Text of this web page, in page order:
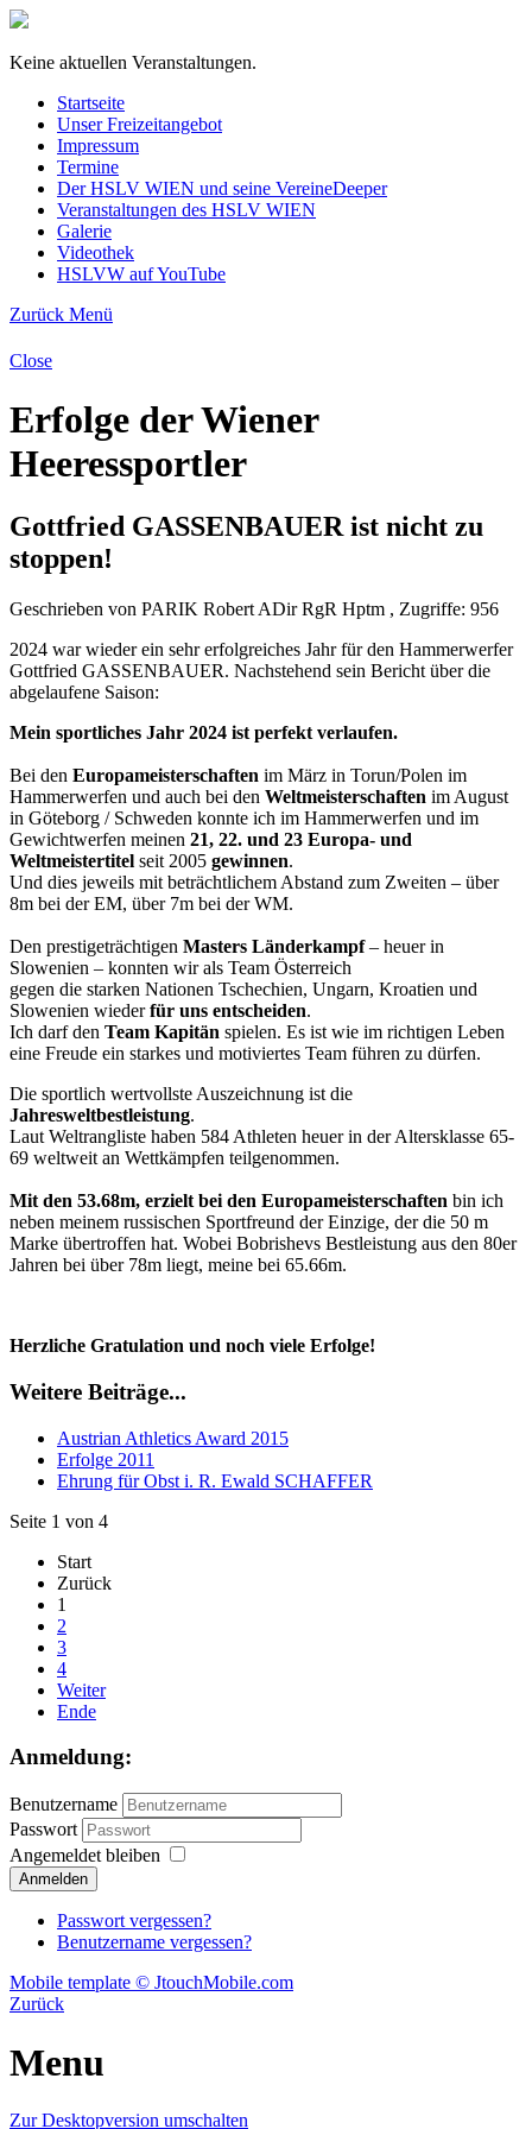
Keine aktuellen Veranstaltungen.
Startseite
Unser Freizeitangebot
Impressum
Termine
Der HSLV WIEN und seine VereineDeeper
Veranstaltungen des HSLV WIEN
Galerie
Videothek
HSLVW auf YouTube
Zurück Menü
Close
Erfolge der Wiener
Heeressportler
Gottfried GASSENBAUER ist nicht zu
stoppen!
Geschrieben von PARIK Robert ADir RgR Hptm , Zugriffe: 956
2024 war wieder ein sehr erfolgreiches Jahr für den Hammerwerfer
Gottfried GASSENBAUER. Nachstehend sein Bericht über die
abgelaufene Saison:
Mein sportliches Jahr 2024 ist perfekt verlaufen.
Bei den Europameisterschaften im März in Torun/Polen im
Hammerwerfen und auch bei den Weltmeisterschaften im August
in Göteborg / Schweden konnte ich im Hammerwerfen und im
Gewichtwerfen meinen 21, 22. und 23 Europa- und
Weltmeistertitel seit 2005 gewinnen.
Und dies jeweils mit beträchtlichem Abstand zum Zweiten – über
8m bei der EM, über 7m bei der WM.
Den prestigeträchtigen Masters Länderkampf– heuer in
Slowenien – konnten wir als Team Österreich
gegen die starken Nationen Tschechien, Ungarn, Kroatien und
Slowenien wiederfür uns entscheiden.
Ich darf den Team Kapitän spielen. Es ist wie im richtigen Leben
eine Freude ein starkes und motiviertes Team führen zu dürfen.
Die sportlich wertvollste Auszeichnung ist die
Jahresweltbestleistung.
Laut Weltrangliste haben 584 Athleten heuer in der Altersklasse 65-
69 weltweit an Wettkämpfen teilgenommen.
Mit den 53.68m, erzielt bei den Europameisterschaften bin ich
neben meinem russischen Sportfreund der Einzige, der die 50 m
Marke übertroffen hat. Wobei Bobrishevs Bestleistung aus den 80er
Jahren bei über 78m liegt, meine bei 65.66m.
Herzliche Gratulation und noch viele Erfolge!
Weitere Beiträge...
Austrian Athletics Award 2015
Erfolge 2011
Ehrung für Obst i. R. Ewald SCHAFFER
Seite 1 von 4
Start
Zurück
1
2
3
4
Weiter
Ende
Anmeldung:
Benutzername
Passwort
Angemeldet bleiben
Passwort vergessen?
Benutzername vergessen?
Mobile template © JtouchMobile.com
Zurück
Menu
Zur Desktopversion umschalten